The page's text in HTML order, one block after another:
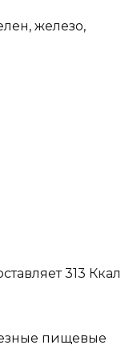
железо,
313 Ккал
пищевые